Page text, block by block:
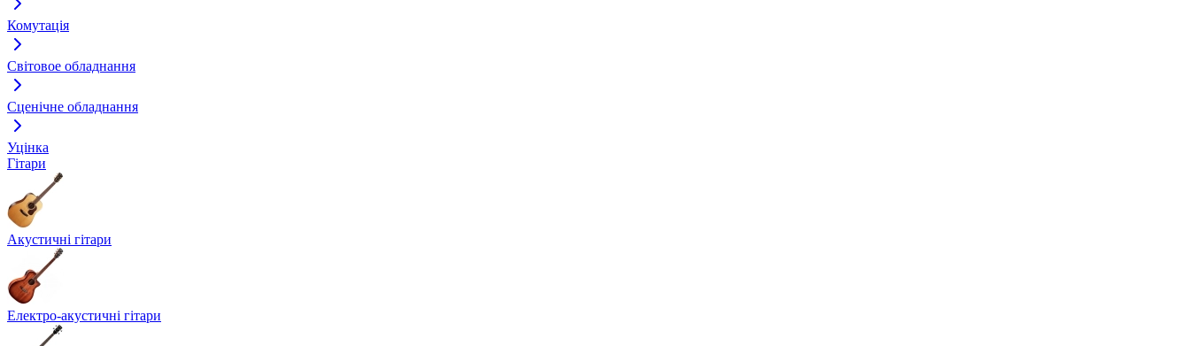
Комутація
Світовое обладнання
Сценічне обладнання
Уцінка
Гітари
Акустичні гітари
Електро-акустичні гітари